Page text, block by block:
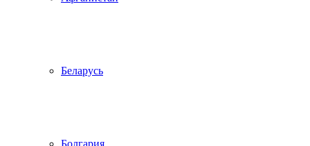
Беларусь
Болгария